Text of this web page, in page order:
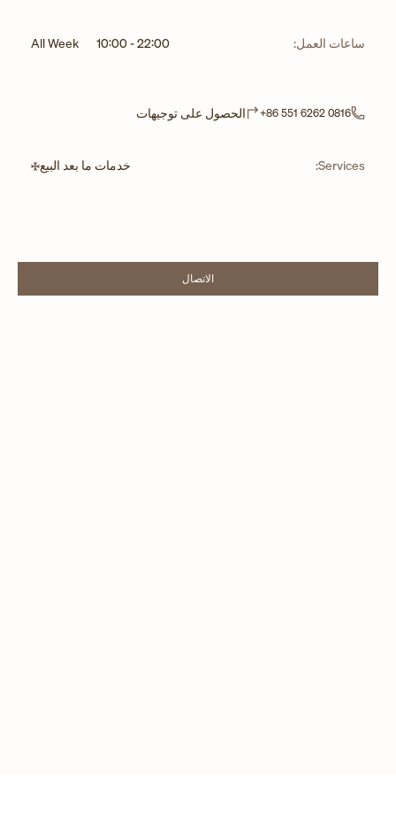
ساعات العمل: All Week 10:00-22:00
+86 551 6262 0816 الحصول على توجيهات
Services: خدمات ما بعد البيع
الاتصالLINK OPENS IN NEW TAB